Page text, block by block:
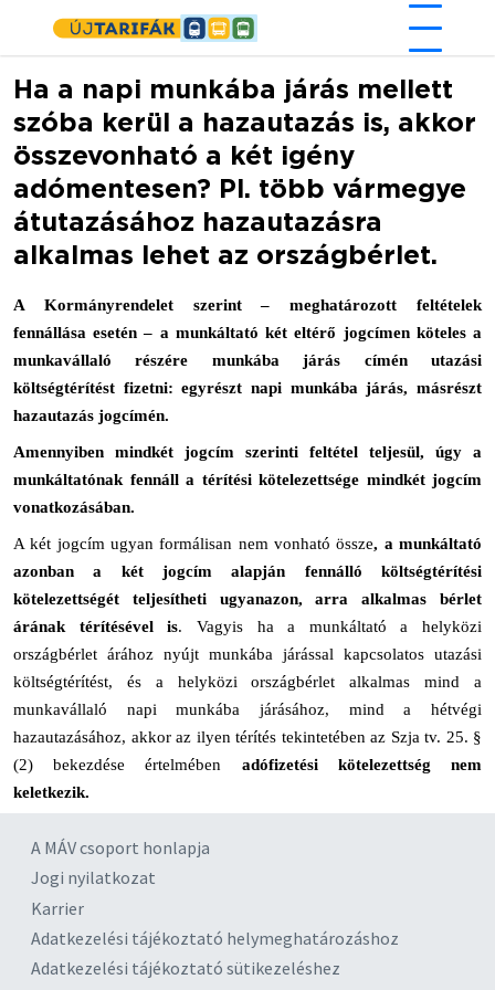
Ugrás a tartalomra
Ha a napi munkába járás mellett
szóba kerül a hazautazás is, akkor
összevonható a két igény
adómentesen? Pl. több vármegye
átutazásához hazautazásra
alkalmas lehet az országbérlet.
A Kormányrendelet szerint – meghatározott feltételek
fennállása esetén – a munkáltató két eltérő jogcímen köteles a
munkavállaló részére munkába járás címén utazási
költségtérítést fizetni: egyrészt napi munkába járás, másrészt
hazautazás jogcímén.
Amennyiben mindkét jogcím szerinti feltétel teljesül, úgy a
munkáltatónak fennáll a térítési kötelezettsége mindkét jogcím
vonatkozásában.
A két jogcím ugyan formálisan nem vonható össze, a munkáltató
azonban a két jogcím alapján fennálló költségtérítési
kötelezettségét teljesítheti ugyanazon, arra alkalmas bérlet
árának térítésével is. Vagyis ha a munkáltató a helyközi
országbérlet árához nyújt munkába járással kapcsolatos utazási
költségtérítést, és a helyközi országbérlet alkalmas mind a
munkavállaló napi munkába járásához, mind a hétvégi
hazautazásához, akkor az ilyen térítés tekintetében az Szja tv. 25. §
(2) bekezdése értelmében adófizetési kötelezettség nem
keletkezik.
A MÁV csoport honlapja
Jogi nyilatkozat
Karrier
Adatkezelési tájékoztató helymeghatározáshoz
Adatkezelési tájékoztató sütikezeléshez